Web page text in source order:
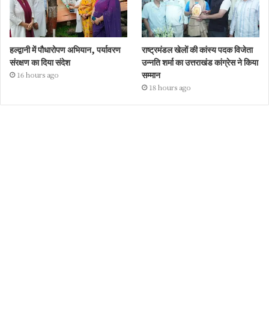
हल्द्वानी में पौधारोपण अभियान, पर्यावरण
संरक्षण का दिया संदेश
16 hours ago
राष्ट्रमंडल खेलों की कांस्य पदक विजेता
उन्नति शर्मा का उत्तराखंड कांग्रेस ने किया
सम्मान
18 hours ago